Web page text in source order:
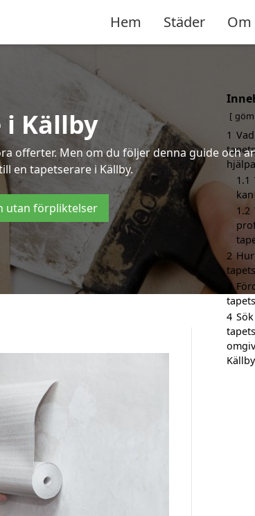
Hem Städer
i Källby
offerter. Men om du följer denna guide och
en tapetserare i Källby.
utan förpliktelser
1
1.1
1.2
2
3
4
Källby